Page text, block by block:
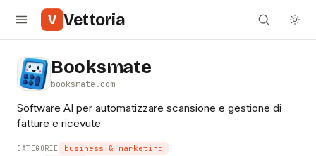
V Vettoria
Booksmate
booksmate.com
Software AI per automatizzare scansione e gestione di
fatture e ricevute
CATEGORIE business & marketing